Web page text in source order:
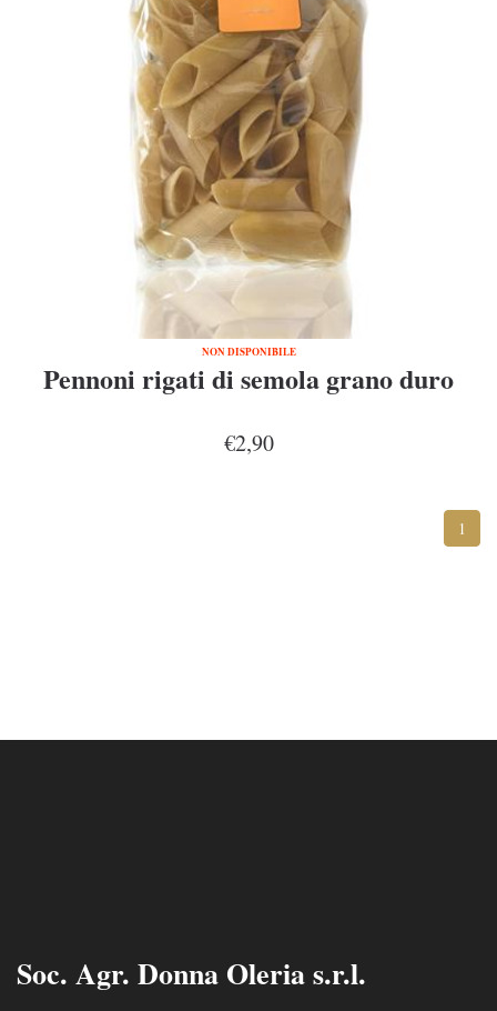
NON DISPONIBILE
Pennoni rigati di semola grano duro
€2,90
1
Soc. Agr. Donna Oleria s.r.l.